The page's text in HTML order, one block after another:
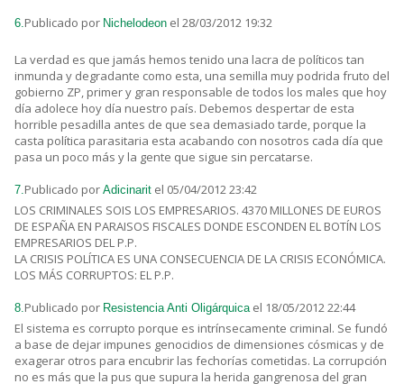
6.Publicado por Nichelodeon el 28/03/2012 19:32
La verdad es que jamás hemos tenido una lacra de políticos tan
inmunda y degradante como esta, una semilla muy podrida fruto del
gobierno ZP, primer y gran responsable de todos los males que hoy
día adolece hoy día nuestro país. Debemos despertar de esta
horrible pesadilla antes de que sea demasiado tarde, porque la
casta política parasitaria esta acabando con nosotros cada día que
pasa un poco más y la gente que sigue sin percatarse.
7.Publicado por Adicinarit el 05/04/2012 23:42
LOS CRIMINALES SOIS LOS EMPRESARIOS. 4370 MILLONES DE EUROS
DE ESPAÑA EN PARAISOS FISCALES DONDE ESCONDEN EL BOTÍN LOS
EMPRESARIOS DEL P.P.
LA CRISIS POLÍTICA ES UNA CONSECUENCIA DE LA CRISIS ECONÓMICA.
LOS MÁS CORRUPTOS: EL P.P.
8.Publicado por Resistencia Anti Oligárquica el 18/05/2012 22:44
El sistema es corrupto porque es intrínsecamente criminal. Se fundó
a base de dejar impunes genocidios de dimensiones cósmicas y de
exagerar otros para encubrir las fechorías cometidas. La corrupción
no es más que la pus que supura la herida gangrenosa del gran